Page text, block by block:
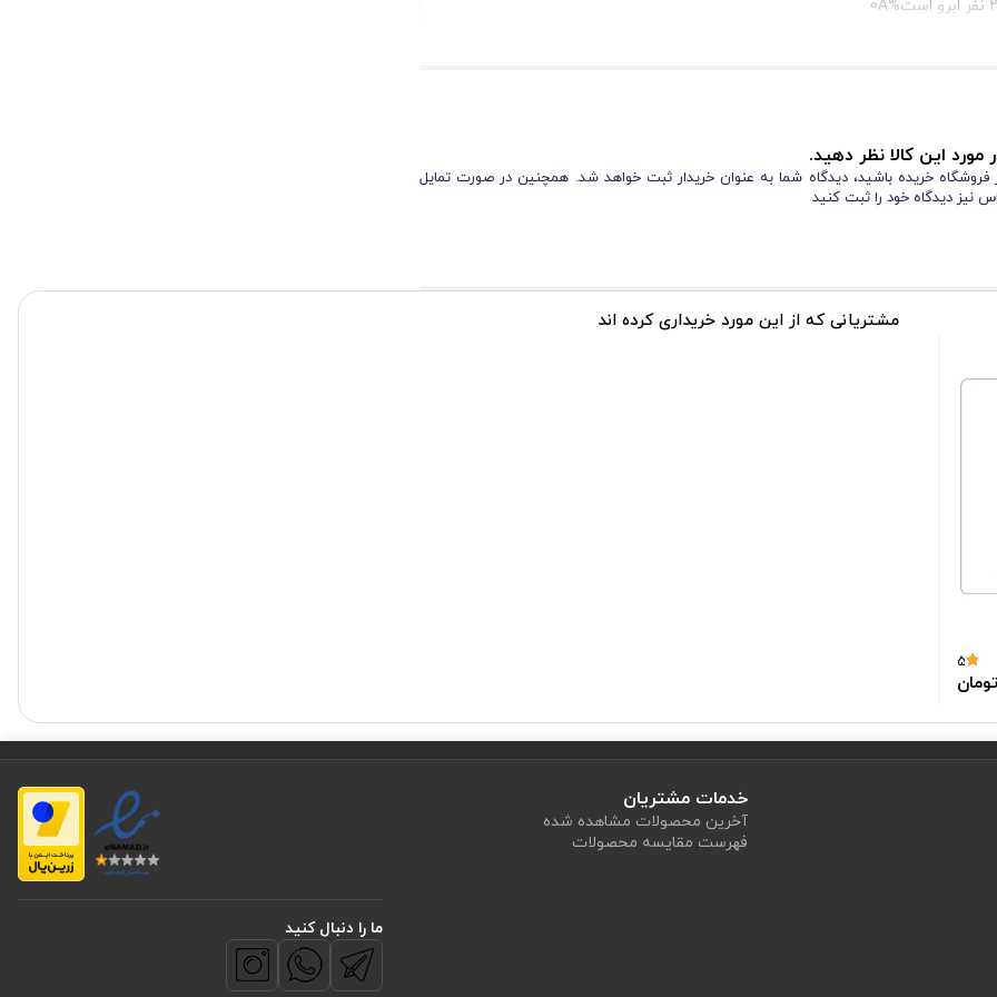
ساشه تا مدت‌ها باقی می‌مانند. مژه‌ها و ابروها بعد از لیفت همچنان در حالت زیبای خود باقی
لیفت بلکه پس از آن نیز تقویت و تغذیه شوند. این امر از شکنندگی و خشک شدن آنها
مژه‌ها و ابروها باقی بمانند، ممکن است باعث آسیب‌دیدگی شوند و اگر زودتر برداشته شوند،
استفاده، اطراف روزنه را پاک نموده و به وسیله چسب نواری شیشه‌ای، روزنه را پوشانده و
این کالا نظر دهید.
فروشگاه خریده باشید، دیدگاه شما به عنوان خریدار ثبت خواهد شد. همچنین در صورت تمایل
نیز دیدگاه خود را ثبت کنید
مشتریانی که از این مورد خریداری کرده اند
5
خدمات مشتریان
آخرین محصولات مشاهده شده
فهرست مقایسه محصولات
ما را دنبال کنید